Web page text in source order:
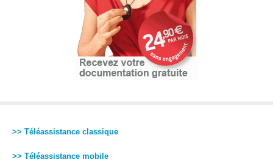
>> Téléassistance classique
>> Téléassistance mobile